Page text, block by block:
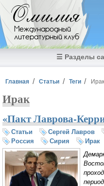
Перейти к основному
Омилия
Международный
литературный клуб
☰ Разделы
Вы здесь
Главная Статьи Теги Ирак
Ирак
«Пакт Лаврова-
Статьи Сергей Лавров
Россия
Сирия
Ирак